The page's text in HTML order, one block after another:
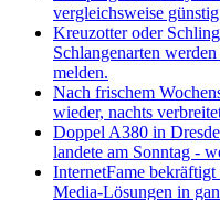
vergleichsweise günstig
Kreuzotter oder
Schlangenarten
melden.
Nach frischem
wieder, nachts
Doppel A380 in
landete am Sonntag -
InternetFame
Media-Lösungen in